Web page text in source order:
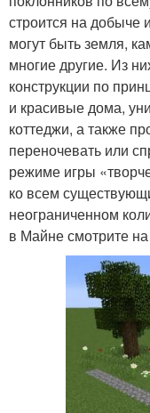
строится на добыче
могут быть земля,
многие другие. Из
конструкции по
и красивые дома,
коттеджи, а также
переночевать или
режиме игры
ко всем
неограниченном
в Майне смотрите